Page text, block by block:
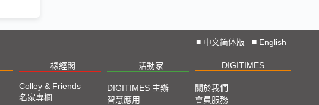
■ 中文简体版 ■ English
椽經閣 活動家 DIGITIMES
Colley & Friends
名家專欄
DIGITIMES 主辦
智慧應用
關於我們
會員服務